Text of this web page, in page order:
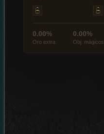
0.00%
Oro extra
0.00%
Obj. mágicos